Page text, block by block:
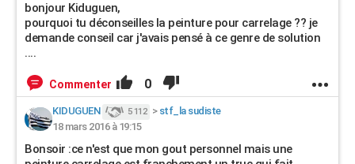
bonjour Kiduguen,
pourquoi tu déconseilles la peinture pour carrelage ?? je
demande conseil car j'avais pensé à ce genre de solution
....
Commenter 0
KIDUGUEN 5 112 > stf_la sudiste
18 mars 2016 à 19:15
Bonsoir :ce n'est que mon gout personnel mais une